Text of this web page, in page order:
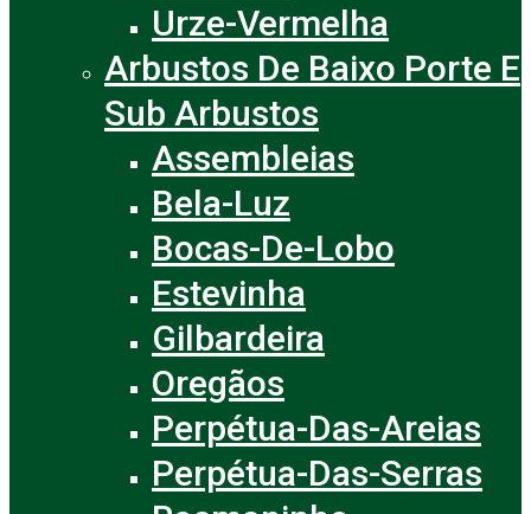
Urze-Vermelha
Arbustos De Baixo Porte E
Sub Arbustos
Assembleias
Bela-Luz
Bocas-De-Lobo
Estevinha
Gilbardeira
Oregãos
Perpétua-Das-Areias
Perpétua-Das-Serras